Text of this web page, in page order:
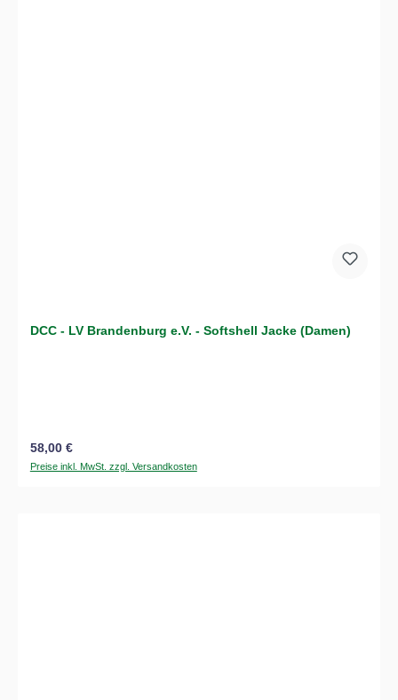
DCC - LV Brandenburg e.V. - Softshell Jacke (Damen)
Regulärer Preis:
58,00 €
Preise inkl. MwSt. zzgl. Versandkosten